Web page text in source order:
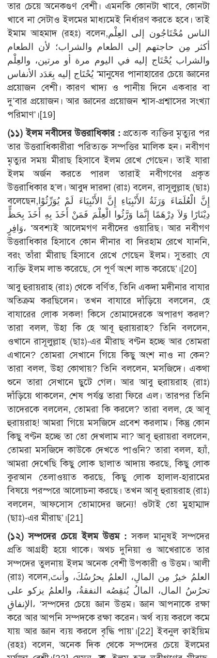
তার চেয়ে অনেকগুণ বেশী। এমনকি কোনটা খাবে, কোনটা
খাবে না সেটাও ইলমের মাধ্যমেই নির্ধারণ করতে হবে। তাই
ইমাম আহমাদ (রহঃ) বলেন,الناس مُحْتَاجُون إلى العِلْم
أكثر مِن حاجتهم إلى الطعام والشراب؛ لأن الطعام
والشراب يُحْتَاج إليه في اليوم مرة أو مرتين، والعِلْم
يُحْتَاج إليه بِعَدَد الأنفاس ‘মানুষের পানাহারের চেয়ে জ্ঞানের
প্রয়োজন বেশী। কারণ খাদ্য ও পানীয় দিনে একবার বা
দু’বার প্রয়োজন। আর জ্ঞানের প্রয়োজন শ্বাস-প্রশ্বাসের সংখ্যা
পরিমাণ’।[19]
(১১) ইলম নবীদের উত্তরাধিকার :প্রত্যেক ব্যক্তির মৃত্যুর পর
তার উত্তরাধিকারীরা পরিত্যক্ত সম্পত্তির মালিক হন। নবীগণ
মৃত্যুর সময় মীরাছ হিসাবে ইলম রেখে গেছেন। তাই যারা
ইলম অর্জন করতে পারল তারাই নবীগণের প্রকৃত
উত্তরাধিকার হ’ল। আবুদ দারদা (রাঃ) বলেন, রাসূলুল্লাহ (ছাঃ)
বলেছেন,إِنَّ الْعُلَمَاءَ وَرَثَةُ الأَنْبِيَاءِ إِنَّ الأَنْبِيَاءَ لَمْ يُوَرِّثُوْا
دِيْنَارًا وَلاَ دِرْهَمًا إِنَّمَا وَرَّثُوا الْعِلْمَ فَمَنْ أَخَذَ بِهِ أَخَذَ بِحَظٍّ
وَافِرٍ، ‘অবশ্যই আলেমগণ নবীদের ওয়ারিছ। আর নবীগণ
উত্তরাধিকার হিসাবে কোন দীনার বা দিরহাম রেখে যাননি,
বরং তাঁরা মীরাছ হিসাবে রেখে গেছেন ইলম। সুতরাং যে
ব্যক্তি ইলম লাভ করেছে, সে পূর্ণ অংশ লাভ করেছে’।[20]
আবু হুরায়রাহ (রাঃ) থেকে বর্ণিত, তিনি একদা মদীনার বাযার
অতিক্রম করছিলেন। তখন বাযারে দাঁড়িয়ে বললেন, হে
বাযারের লোক সকল! কিসে তোমাদেরকে অপারগ করল?
তারা বলল, উহা কি হে আবূ হুরায়রাহ? তিনি বললেন,
ওখানে রাসূলুল্লাহ (ছাঃ)-এর মীরাছ বণ্টন হচ্ছে আর তোমরা
এখানে? তোমরা সেখানে গিয়ে কিছু অংশ নাও না কেন?
তারা বলল, উহা কোথায়? তিনি বললেন, মসজিদে। একথা
শুনে তারা সেখানে ছুটে গেল। আর আবু হুরায়রাহ (রাঃ)
দাঁড়িয়ে থাকলেন, শেষ পর্যন্ত তারা ফিরে এল। তারপর তিনি
তাদেরকে বললেন, তোমরা কি করলে? তারা বলল, হে আবূ
হুরায়রাহ! আমরা গিয়ে মসজিদে প্রবেশ করলাম। কিন্তু কোন
কিছু বণ্টন হচ্ছে তা তো দেখলাম না? আবূ হুরায়রা বললেন,
তোমরা মসজিদে কাউকে দেখতে পাওনি? তারা বলল, হ্যাঁ,
আমরা দেখেছি কিছু লোক ছালাত আদায় করছে, কিছু লোক
কুরআন তেলাওয়াত করছে, কিছু লোক হালাল-হারামের
বিষয়ে পরস্পরে আলোচনা করছে। তখন আবূ হুরায়রাহ (রাঃ)
বললেন, আফসোস তোমাদের জন্যে! ওটাই তো মুহাম্মাদ
(ছাঃ)-এর মীরাছ’।[21]
(১২) সম্পদের চেয়ে ইলম উত্তম :সকল মানুষই সম্পদের
প্রতি আগ্রহী হয়ে থাকে। অথচ দুনিয়া ও আখেরাতে তার
সম্পদের তুলনায় ইলম অনেক বেশী উপকারী ও উত্তম। আলী
(রাঃ) বলেন,العلمُ خيرٌ مِن المالِ، العلمُ يحرُسُكَ، وأنتَ
تحرُسُ المال، المالُ يُنقِصُه النفقةُ، والعلمُ يزكو على
الإنفاقِ، ‘সম্পদের চেয়ে জ্ঞান উত্তম। জ্ঞান আপনাকে রক্ষা
করে আর আপনি সম্পদকে রক্ষা করেন। অর্থ ব্যয় করলে কমে
যায় আর জ্ঞান ব্যয় করলে বৃদ্ধি পায়’।[22] ইবনুল ক্বাইয়িম
(রহঃ) বলেন, অনেক দিক থেকে সম্পদের চেয়ে ইলমের